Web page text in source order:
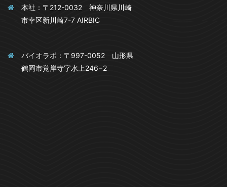
本社：〒212-0032 神奈川県川崎
市幸区新川崎7-7 AIRBIC
バイオラボ：〒997-0052 山形県
鶴岡市覚岸寺字水上246−2